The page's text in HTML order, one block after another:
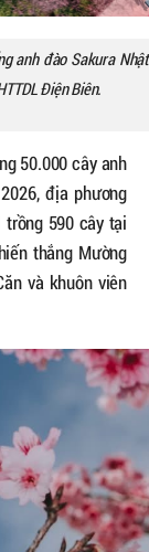
anh đào Sakura Nhật
Điện Biên.
50.000 cây anh
địa phương
590 cây tại
thắng Mường
và khuôn viên